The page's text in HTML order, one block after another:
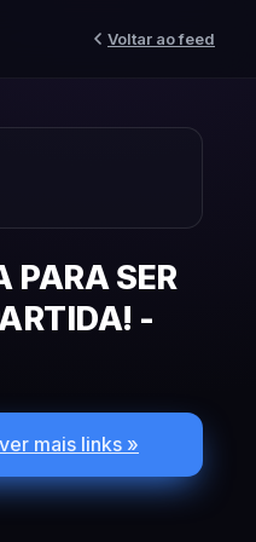
Voltar ao feed
PARA SER
-
mais links »